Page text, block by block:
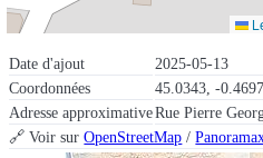
Date d'ajout
2025-05-13
Coordonnées
45.0343, -
Adresse approximativeRue Pierre
🔗 Voir surOpenStreetMap /